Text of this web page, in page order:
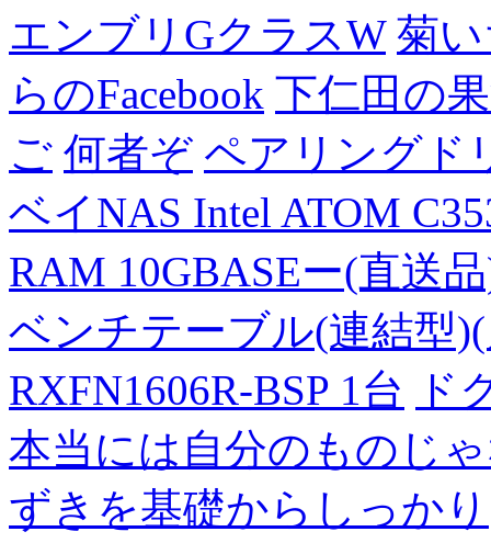
エンブリGクラスW 菊
らのFacebook 下仁田の
ご 何者ぞ ペアリングド
ベイNAS Intel ATOM
RAM 10GBASEー(直送
ベンチテーブル(連結型
RXFN1606R-BSP 1台
ド
本当には自分のものじ
ずきを基礎からしっかり